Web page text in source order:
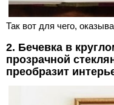
Так вот для чего,
2. Бечевка в
прозрачной
преобразит